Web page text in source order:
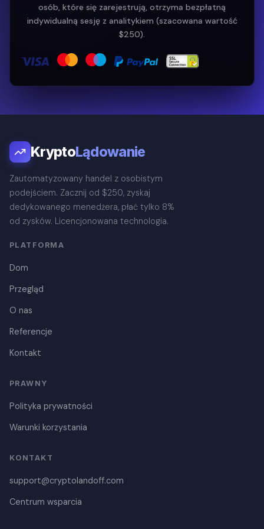
osób, które się zarejestrują, otrzyma bezpłatną
indywidualną sesję z analitykiem (szacowana wartość
$250).
KryptoLądowanie
Zautomatyzowany handel z osobistym
podejściem. Zacznij od $250, zyskaj
dedykowanego menedżera, płać tylko 8%
od zysków. Licencjonowana technologia.
PLATFORMA
Dom
Przegląd
O nas
Referencje
Kontakt
PRAWNY
Polityka prywatności
Warunki korzystania
KONTAKT
support@cryptolandoff.com
Centrum wsparcia
Swedish
Portuguese